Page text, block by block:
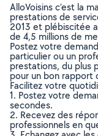
AlloVoisins c’est la
prestations de
2013 et plébiscitée
de 4,5 millions de
Postez votre
particulier ou un
prestations, du plus
pour un bon rapport
Facilitez votre
1. Postez votre
secondes.
2. Recevez des
professionnels en